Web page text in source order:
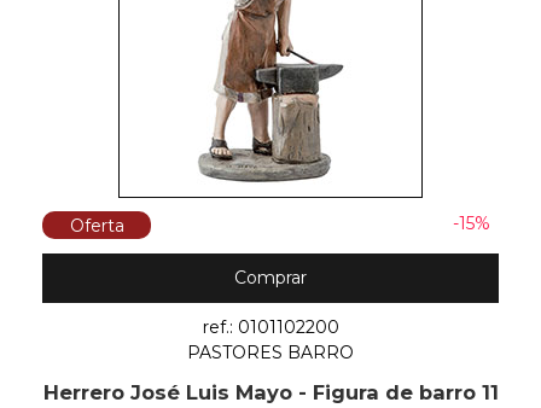
Oferta -15%
Comprar
ref.: 0101102200
PASTORES BARRO
Herrero José Luis Mayo - Figura de barro 11